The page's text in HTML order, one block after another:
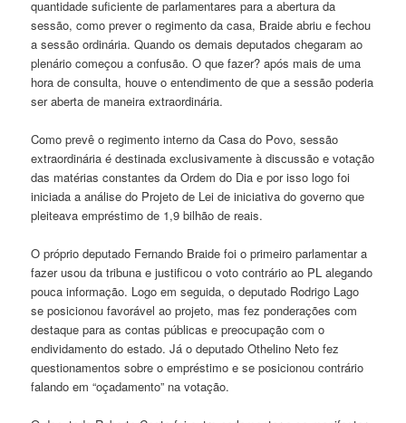
quantidade suficiente de parlamentares para a abertura da
sessão, como prever o regimento da casa, Braide abriu e fechou
a sessão ordinária. Quando os demais deputados chegaram ao
plenário começou a confusão. O que fazer? após mais de uma
hora de consulta, houve o entendimento de que a sessão poderia
ser aberta de maneira extraordinária.
Como prevê o regimento interno da Casa do Povo, sessão
extraordinária é destinada exclusivamente à discussão e votação
das matérias constantes da Ordem do Dia e por isso logo foi
iniciada a análise do Projeto de Lei de iniciativa do governo que
pleiteava empréstimo de 1,9 bilhão de reais.
O próprio deputado Fernando Braide foi o primeiro parlamentar a
fazer usou da tribuna e justificou o voto contrário ao PL alegando
pouca informação. Logo em seguida, o deputado Rodrigo Lago
se posicionou favorável ao projeto, mas fez ponderações com
destaque para as contas públicas e preocupação com o
endividamento do estado. Já o deputado Othelino Neto fez
questionamentos sobre o empréstimo e se posicionou contrário
falando em “oçadamento” na votação.